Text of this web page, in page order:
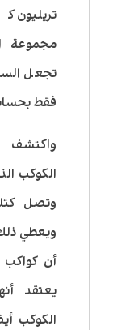
مجموعة
فقط
واكتشف
الكوكب
وتصل
ويعطي
أن
يعتقد
الكوكب